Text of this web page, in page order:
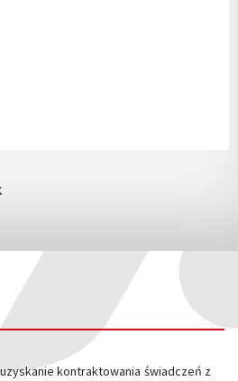
kontraktowania świadczeń z